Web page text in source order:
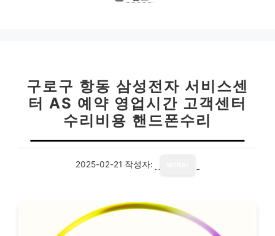
구로구 항동 삼성전자 서비스센
터 AS 예약 영업시간 고객센터
수리비용 핸드폰수리
2025-02-21 작성자: